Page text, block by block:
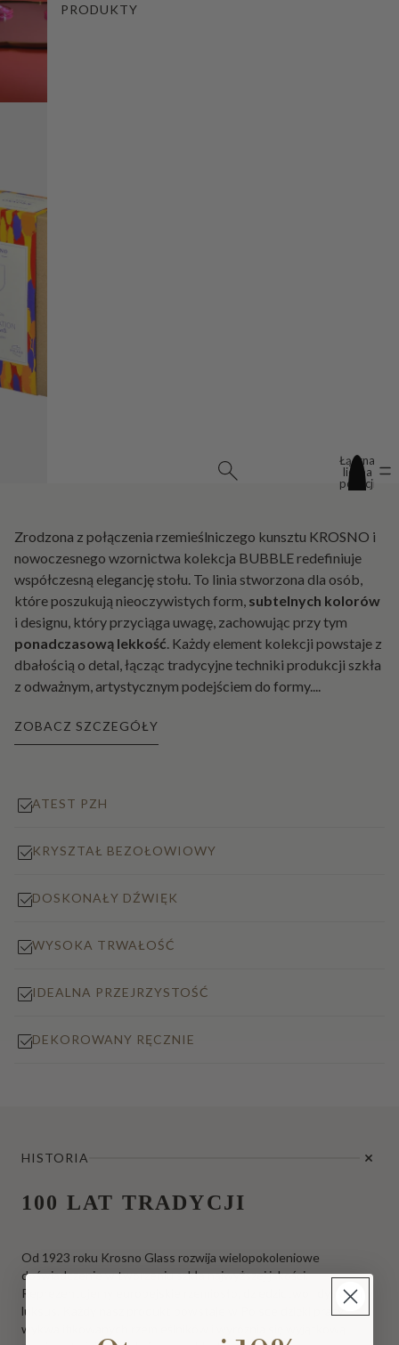
PRODUKTY
Łączna
liczba
pozycji
w
Zrodzona z połączenia rzemieślniczego kunsztu KROSNO i
nowoczesnego wzornictwa kolekcja BUBBLE redefiniuje
współczesną elegancję stołu. To linia stworzona dla osób,
które poszukują nieoczywistych form, subtelnych kolorów
i designu, który przyciąga uwagę, zachowując przy tym
ponadczasową lekkość. Każdy element kolekcji powstaje z
dbałością o detal, łącząc tradycyjne techniki produkcji szkła
z odważnym, artystycznym podejściem do formy....
ZOBACZ SZCZEGÓŁY
ATEST PZH
KRYSZTAŁ BEZOŁOWIOWY
DOSKONAŁY DŹWIĘK
WYSOKA TRWAŁOŚĆ
IDEALNA PRZEJRZYSTOŚĆ
DEKOROWANY RĘCZNIE
HISTORIA
100 LAT TRADYCJI
Od 1923 roku Krosno Glass rozwija wielopokoleniowe
doświadczenie w tworzeniu szkła najwyższej jakości.
Reprezentujemy europejskie rzemiosło, dziedzictwo i dyskretny
luksus. Każdy nasz produkt powstaje w Polsce dzięki pracy
wykwalifikowanych rzemieślników i wyróżnia się wyjątkową